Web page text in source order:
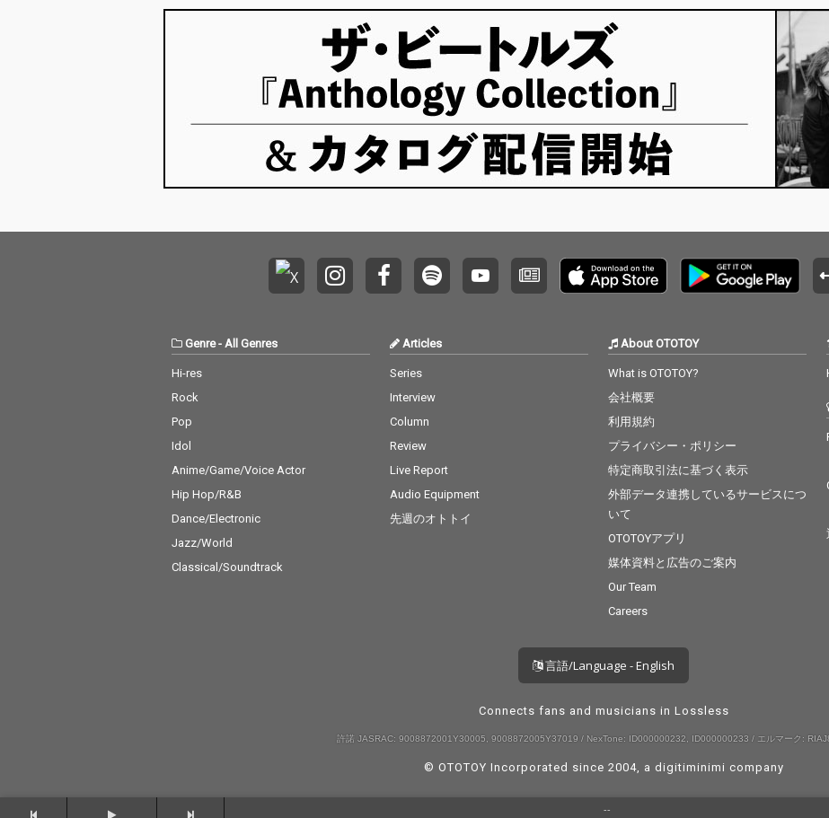
シングルRise upをリリ
ースした。 今作は、清
水翔太との楽曲コラボ
や、世界180国で放送
されている人気No.1音
楽オーディション番組
「The voice of Hollan
d」日本版でファイナ
リストになるなど、今
最も注目を浴びるSSW
の1人であるKouichi Ar
である、シンセとギタ
ジックなサウンドに、
定評のあるKouichi Ara
疾走感を演出し、アー
シーンを融合させ新し
ぞれRemixを担当し
各々のフィルターを通
リリースした。 3曲と
ングにはMFDPを迎え
て制作。なお、今作は
CPOが現在制作中だと
いうミニ・アルバム
シングルRise upをリリ
ースした。 今作は、清
楽オーディション番組
「The voice of Hollan
d」日本版でファイナ
リストになるなど、今
最も注目を浴びるSSW
の1人であるKouichi Ar
である、シンセとギタ
ジックなサウンドに、
定評のあるKouichi Ara
疾走感を演出し、アー
バンでもありつつエモ
ューンへと仕上がっ
た。 東京都内を中心に
cなサウンドとNew Sch
ool、日本の独自の音楽
シーンを融合させ新し
いサウンドを追求して
いるMFDPや、福岡を
拠点に活動する、BAN
NY BUGSや今作で参加
しているKouichi Araka
waなど多方面のアーテ
ィストへのビートプロ
ぞれRemixを担当し
各々のフィルターを通
リリースした。 3曲と
ングにはMFDPを迎え
て制作。なお、今作は
CPOが現在制作中だと
いうミニ・アルバム
Genre- All Genres
Hi-res
Rock
Pop
Idol
Anime/Game/Voice Actor
Hip Hop/R&B
Dance/Electronic
Jazz/World
Classical/Soundtrack
Articles
Series
Interview
Column
Review
Live Report
Audio Equipment
先週のオトトイ
About OTOTOY
What is OTOTOY?
会社概要
利用規約
プライバシー・ポリシー
特定商取引法に基づく表示
外部データ連携しているサービスにつ
いて
OTOTOYアプリ
媒体資料と広告のご案内
Our Team
Careers
言語/Language - English
Connects fans and musicians in Lossless
許諾 JASRAC: 9008872001Y30005, 9008872005Y37019 / NexTone: ID000000232, ID000000233 / エルマーク:
© OTOTOY Incorporated since 2004, a digitiminimi company
--